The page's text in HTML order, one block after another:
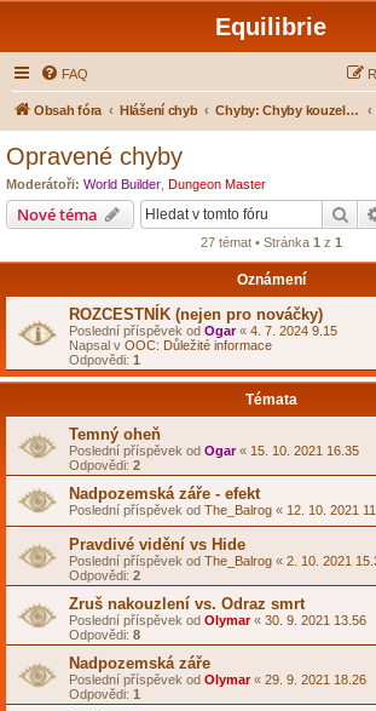
Equilibrie
FAQ
Obsah fóra Hlášení chyb Chyby: Chyby kouzel a modliteb
Opravené chyby
Moderátoři: World Builder Dungeon Master
Nové téma
27 témat • Stránka 1 z 1
Oznámení
ROZCESTNÍK (nejen pro nováčky)
Poslední příspěvek od Ogar« 4. 7. 2024 9.15
Napsal v OOC: Důležité informace
Odpovědi: 1
Témata
Temný oheň
Poslední příspěvek od Ogar« 15. 10. 2021 16.35
Odpovědi: 2
Nadpozemská záře - efekt
Poslední příspěvek od The_Balrog « 12. 10. 2021
Pravdivé vidění vs Hide
Poslední příspěvek od The_Balrog « 2. 10. 2021
Odpovědi: 2
Zruš nakouzlení vs. Odraz smrt
Poslední příspěvek od Olymar« 30. 9. 2021 13.56
Odpovědi: 8
Nadpozemská záře
Poslední příspěvek od Olymar« 29. 9. 2021 18.26
Odpovědi: 1